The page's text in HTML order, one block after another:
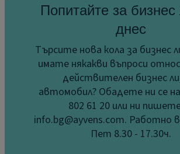
Попитайте за бизнес
днес
Търсите нова кола за бизнес
имате някакви въпроси
действителен бизнес
автомобил? Обадете ни се
802 61 20 или ни
info.bg@ayvens.com. Работно
Пет 8.30 - 17.30ч.